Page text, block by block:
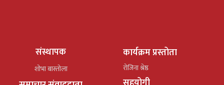
संस्थापक
शोभा बास्तोला
कार्यक्रम प्रस्तोता
रोजिना श्रेष्ठ